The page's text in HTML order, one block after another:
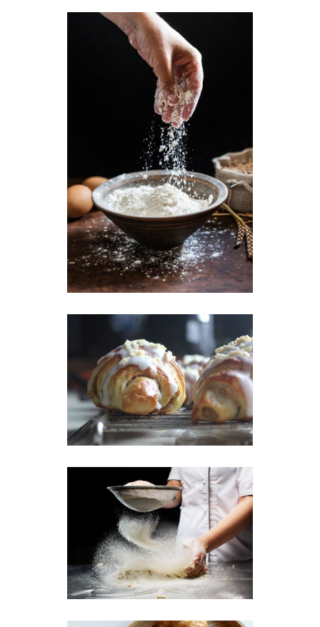
Wheat Flour
Breakfast Wheat
Creamy Croissant
Breakfast
Perfect Bread Dough
Breakfast Sweets